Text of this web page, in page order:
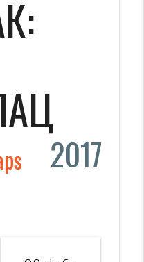
2017